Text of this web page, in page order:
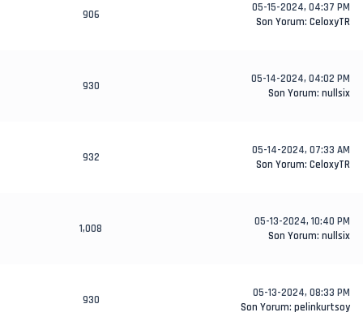
906
05-15-2024, 04:37 PM
Son Yorum: CeloxyTR
930
05-14-2024, 04:02 PM
Son Yorum: nullsix
932
05-14-2024, 07:33 AM
Son Yorum: CeloxyTR
1,008
05-13-2024, 10:40 PM
Son Yorum: nullsix
930
05-13-2024, 08:33 PM
Son Yorum: pelinkurtsoy